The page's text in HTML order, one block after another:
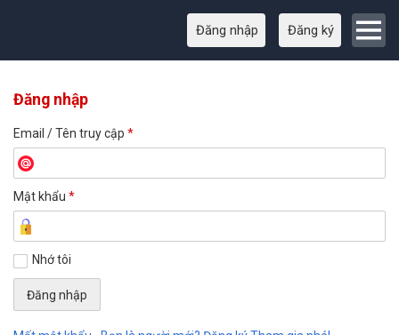
Đăng nhập Đăng ký
Đăng nhập
Email / Tên truy cập *
Mật khẩu *
Nhớ tôi